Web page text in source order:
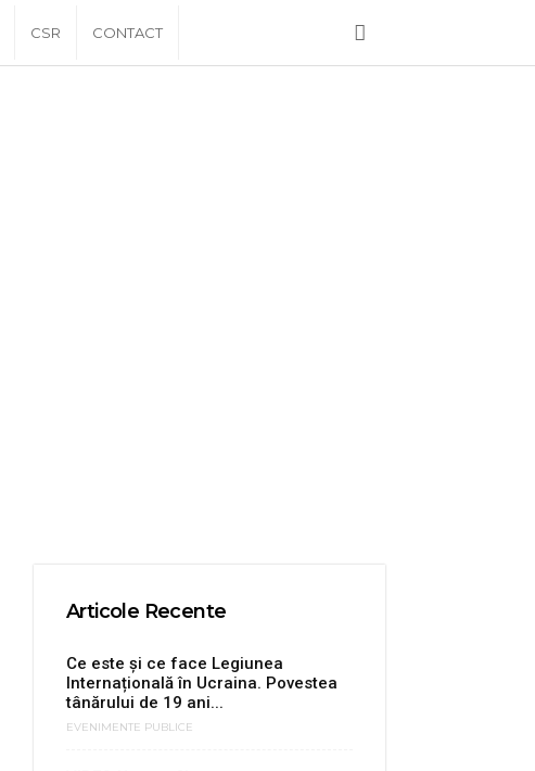
CSR CONTACT
Articole Recente
Ce este și ce face Legiunea
Internațională în Ucraina. Povestea
tânărului de 19 ani...
EVENIMENTE PUBLICE